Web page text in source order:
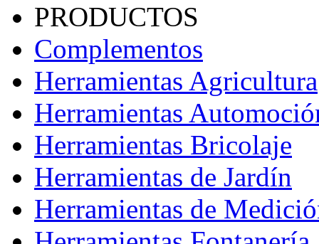
PRODUCTOS
Complementos
Herramientas Agricultura
Herramientas
Herramientas Bricolaje
Herramientas de Jardín
Herramientas de